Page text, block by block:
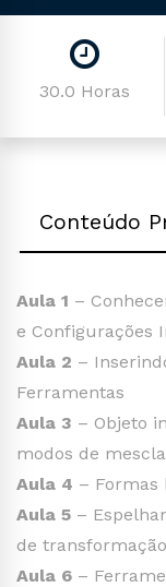
30.0 Horas
Conteúdo
Aula 1 –
e Configurações
Aula 2 –
Ferramentas
Aula 3 – Objeto
modos de
Aula 4 – Formas
Aula 5 –
de transformação
Aula 6 –